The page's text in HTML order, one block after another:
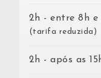
2h - entre 8h e
(tarifa reduzida)
2h - após as